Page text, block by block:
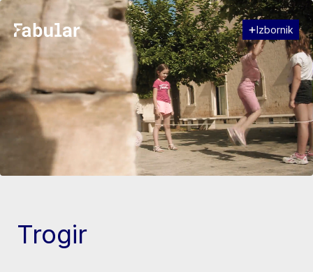
Izbornik
Zatvori
Trogir